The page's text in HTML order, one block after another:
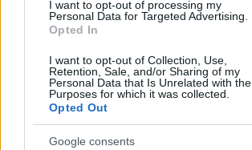
I want to opt-out of processing my
Personal Data for Targeted Advertising.
Opted In
I want to opt-out of Collection, Use,
Retention, Sale, and/or Sharing of my
Personal Data that Is Unrelated with the
Purposes for which it was collected.
Opted Out
Google consents
Ροή Ειδήσεων